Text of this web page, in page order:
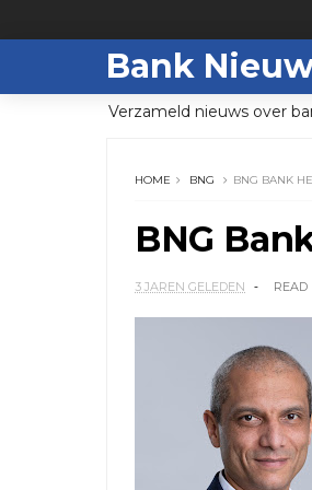
Bank
Verzameld nieuws over
HOME BNG BNG BANK
BNG
3 JAREN GELEDEN READ